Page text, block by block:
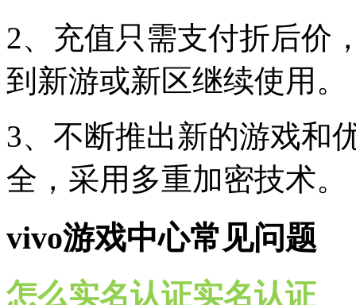
2、充值只需支付折后价
到新游或新区继续使用。
3、不断推出新的游戏和
全，采用多重加密技术。
vivo游戏中心常见问题
怎么实名认证实名认证